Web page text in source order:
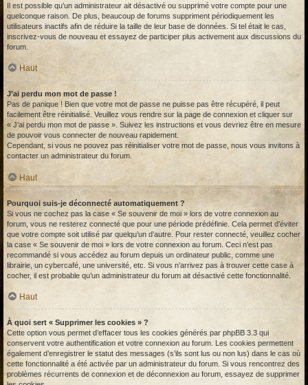
Il est possible qu’un administrateur ait désactivé ou supprimé votre compte pour une
quelconque raison. De plus, beaucoup de forums suppriment périodiquement les
utilisateurs inactifs afin de réduire la taille de leur base de données. Si tel était le cas,
inscrivez-vous de nouveau et essayez de participer plus activement aux discussions du
forum.
Haut
J’ai perdu mon mot de passe !
Pas de panique ! Bien que votre mot de passe ne puisse pas être récupéré, il peut
facilement être réinitialisé. Veuillez vous rendre sur la page de connexion et cliquer sur
« J’ai perdu mon mot de passe ». Suivez les instructions et vous devriez être en mesure
de pouvoir vous connecter de nouveau rapidement.
Cependant, si vous ne pouvez pas réinitialiser votre mot de passe, nous vous invitons à
contacter un administrateur du forum.
Haut
Pourquoi suis-je déconnecté automatiquement ?
Si vous ne cochez pas la case « Se souvenir de moi » lors de votre connexion au
forum, vous ne resterez connecté que pour une période prédéfinie. Cela permet d’éviter
que votre compte soit utilisé par quelqu’un d’autre. Pour rester connecté, veuillez cocher
la case « Se souvenir de moi » lors de votre connexion au forum. Ceci n’est pas
recommandé si vous accédez au forum depuis un ordinateur public, comme une
librairie, un cybercafé, une université, etc. Si vous n’arrivez pas à trouver cette case à
cocher, il est probable qu’un administrateur du forum ait désactivé cette fonctionnalité.
Haut
À quoi sert « Supprimer les cookies » ?
Cette option vous permet d’effacer tous les cookies générés par phpBB 3.3 qui
conservent votre authentification et votre connexion au forum. Les cookies permettent
également d’enregistrer le statut des messages (s’ils sont lus ou non lus) dans le cas où
cette fonctionnalité a été activée par un administrateur du forum. Si vous rencontrez des
problèmes récurrents de connexion et de déconnexion au forum, essayez de supprimer